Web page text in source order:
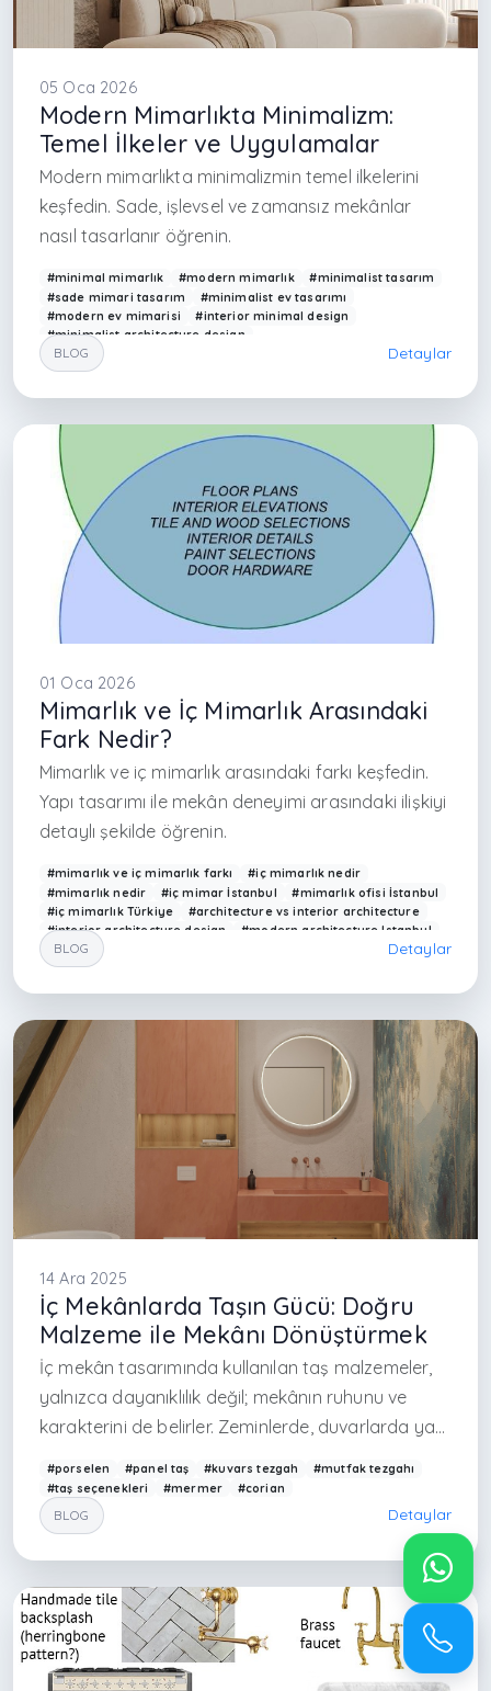
05 Oca 2026
Modern Mimarlıkta Minimalizm:
Temel İlkeler ve Uygulamalar
Modern mimarlıkta minimalizmin temel ilkelerini
keşfedin. Sade, işlevsel ve zamansız mekânlar
nasıl tasarlanır öğrenin.
#minimal mimarlık #modern mimarlık
#minimalist tasarım
#sade mimari tasarım
#minimalist ev tasarımı
#modern ev mimarisi
#interior minimal design
#minimalist architecture design
#modern architecture Istanbul
#minimalist interior Istanbul
#mimarlık ofisi İstanbul
#minimalist yaşam alanları
#sade iç mekan tasarımı
#Arkethane mimarlık
#modern villa tasarımı
#luxury minimalist design
#istanbul interior design
BLOG Detaylar
01 Oca 2026
Mimarlık ve İç Mimarlık Arasındaki
Fark Nedir?
Mimarlık ve iç mimarlık arasındaki farkı keşfedin.
Yapı tasarımı ile mekân deneyimi arasındaki ilişkiyi
detaylı şekilde öğrenin.
#mimarlık ve iç mimarlık farkı
#iç mimarlık nedir
#mimarlık nedir
#iç mimar İstanbul
#mimarlık ofisi İstanbul
#iç mimarlık Türkiye
#architecture vs interior architecture
#interior architecture design
#modern architecture Istanbul
#interior designer Turkey
#iç mekan tasarımı
#modern house design Turkey
#mekân tasarımı İstanbul
#Arkethane mimarlık
#contemporary interior
BLOG Detaylar
14 Ara 2025
İç Mekânlarda Taşın Gücü: Doğru
Malzeme ile Mekânı Dönüştürmek
İç mekân tasarımında kullanılan taş malzemeler,
yalnızca dayanıklılık değil; mekânın ruhunu ve
karakterini de belirler. Zeminlerde, duvarlarda ya
tasarımın kalitesini doğrudan etkiler. Günümüzde
iç mekân projelerinde öne çıkan kuvars, porselen,
mermer ve panel taşlar, farklı ihtiyaçlara yönelik
#porselen #panel taş #kuvars tezgah
#mutfak tezgahı
#taş seçenekleri
#mermer #corian
BLOG Detaylar